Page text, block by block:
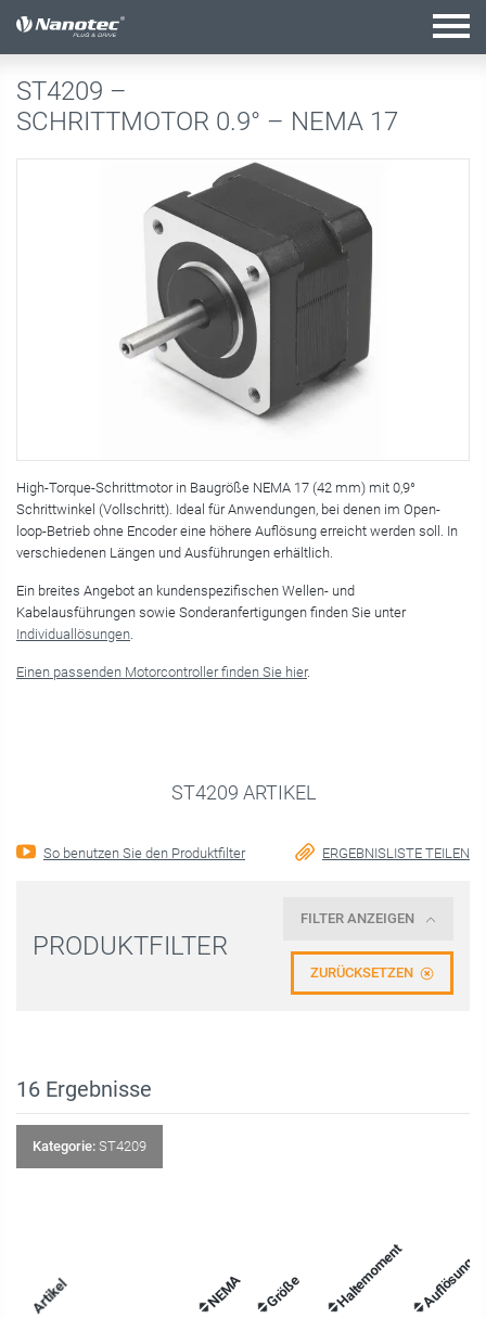
Aktive Kombination
ST4209 –
SCHRITTMOTOR 0.9° – NEMA 17
High-Torque-Schrittmotor in Baugröße NEMA 17 (42 mm) mit 0,9°
Schrittwinkel (Vollschritt). Ideal für Anwendungen, bei denen im Open-
loop-Betrieb ohne Encoder eine höhere Auflösung erreicht werden soll. In
verschiedenen Längen und Ausführungen erhältlich.
Ein breites Angebot an kundenspezifischen Wellen- und
Kabelausführungen sowie Sonderanfertigungen finden Sie unter
Individuallösungen.
Einen passenden Motorcontroller finden Sie hier.
ST4209 ARTIKEL
So benutzen Sie den Produktfilter ERGEBNISLISTE TEILEN
PRODUKTFILTER
FILTER ANZEIGEN
ZURÜCKSETZEN
16 Ergebnisse
Kategorie: ST4209
Artikel NEMA Größe Haltemoment Auflösung